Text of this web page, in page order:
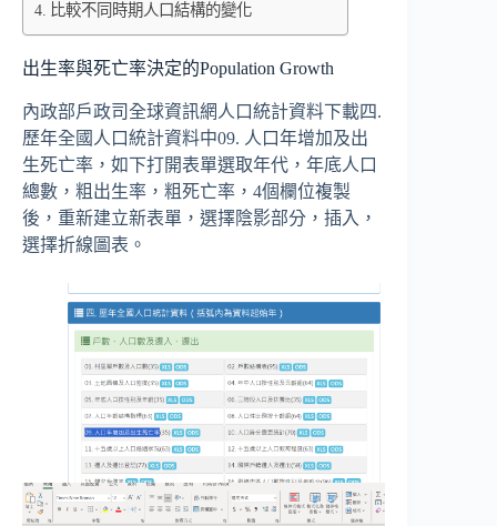
比較不同時期人口結構的變化
出生率與死亡率決定的Population Growth
內政部戶政司全球資訊網人口統計資料下載四.
歷年全國人口統計資料中09. 人口年增加及出
生死亡率，如下打開表單選取年代，年底人口
總數，粗出生率，粗死亡率，4個欄位複製
後，重新建立新表單，選擇陰影部分，插入，
選擇折線圖表。